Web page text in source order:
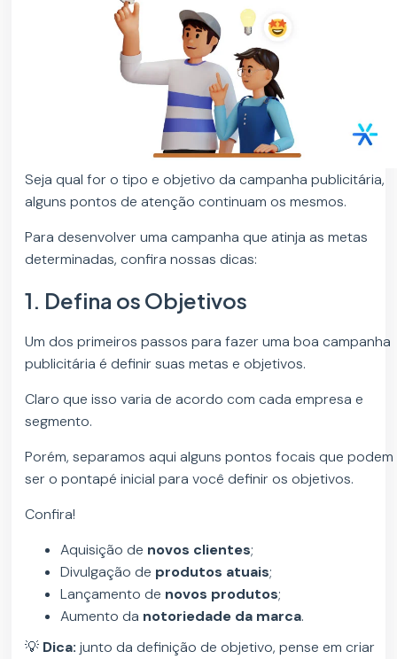
Seja qual for o tipo e objetivo da campanha publicitária,
alguns pontos de atenção continuam os mesmos.
Para desenvolver uma campanha que atinja as metas
determinadas, confira nossas dicas:
1. Defina os Objetivos
Um dos primeiros passos para fazer uma boa campanha
publicitária é definir suas metas e objetivos.
Claro que isso varia de acordo com cada empresa e
segmento.
Porém, separamos aqui alguns pontos focais que podem
ser o pontapé inicial para você definir os objetivos.
Confira!
Aquisição de novos clientes;
Divulgação de produtos atuais;
Lançamento de novos produtos;
Aumento da notoriedade da marca.
💡 Dica: junto da definição de objetivo, pense em criar